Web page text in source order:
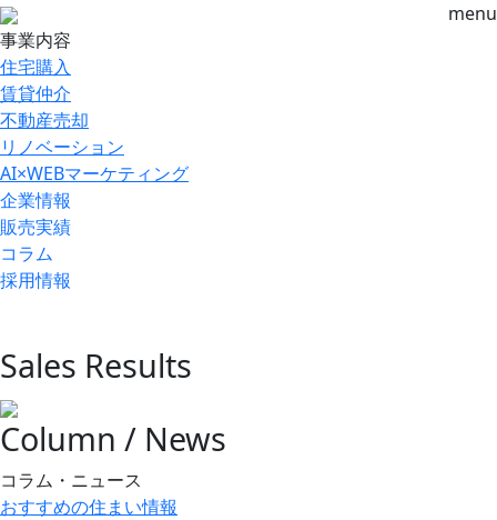
menu
事業内容
住宅購入
賃貸仲介
不動産売却
リノベーション
AI×WEBマーケティング
企業情報
販売実績
コラム
採用情報
Sales Results
Column / News
コラム・ニュース
おすすめの住まい情報